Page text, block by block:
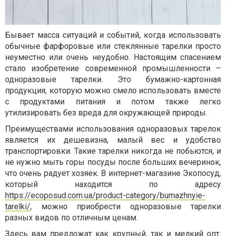
Бывает масса ситуаций и событий, когда использовать
обычные фарфоровые или стеклянные тарелки просто
неуместно или очень неудобно. Настоящим спасением
стало изобретение современной промышленности –
одноразовые тарелки. Это бумажно-картонная
продукция, которую можно смело использовать вместе
с продуктами питания и потом также легко
утилизировать без вреда для окружающей природы.
Преимуществами использования одноразовых тарелок
является их дешевизна, малый вес и удобство
транспортировки. Такие тарелки никогда не побьются, и
не нужно мыть горы посуды после больших вечеринок,
что очень радует хозяек. В интернет-магазине Экопосуд,
который находится по адресу
https://ecoposud.com.ua/product-category/bumazhnyie-
tarelki/, можно приобрести одноразовые тарелки
разных видов по отличным ценам.
Здесь вам предложат как крупный, так и мелкий опт.